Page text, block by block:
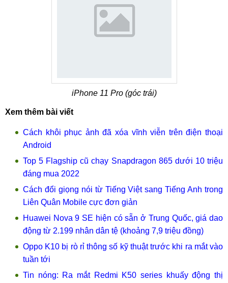
iPhone 11 Pro (góc trái)
Xem thêm bài viết
Cách khôi phục ảnh đã xóa vĩnh viễn trên điện thoại
Android
Top 5 Flagship cũ chạy Snapdragon 865 dưới 10 triệu
đáng mua 2022
Cách đổi giọng nói từ Tiếng Việt sang Tiếng Anh trong
Liên Quân Mobile cực đơn giản
Huawei Nova 9 SE hiện có sẵn ở Trung Quốc, giá dao
động từ 2.199 nhân dân tệ (khoảng 7,9 triệu đồng)
Oppo K10 bị rò rỉ thông số kỹ thuật trước khi ra mắt vào
tuần tới
Tin nóng: Ra mắt Redmi K50 series khuấy động thị